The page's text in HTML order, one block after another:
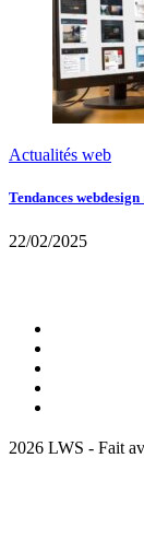
Actualités web
Tendances
22/02/2025
2026 LWS - Fait